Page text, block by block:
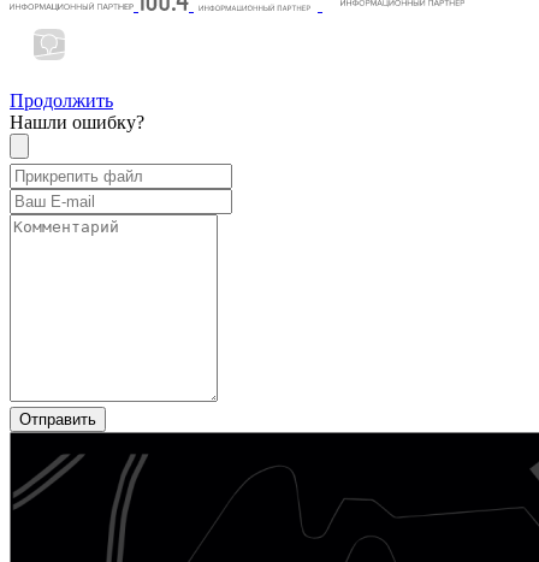
Продолжить
Нашли ошибку?